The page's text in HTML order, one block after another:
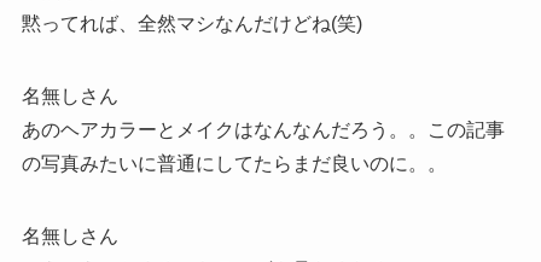
黙ってれば、全然マシなんだけどね(笑)
名無しさん
あのヘアカラーとメイクはなんなんだろう。。この記事
の写真みたいに普通にしてたらまだ良いのに。。
名無しさん